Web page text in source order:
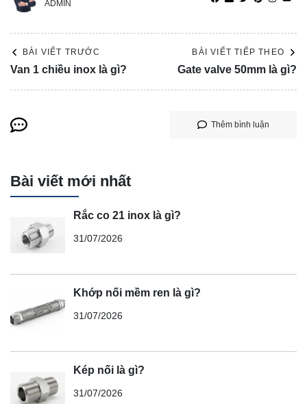
ADMIN
BÀI VIẾT TRƯỚC
Van 1 chiều inox là gì?
BÀI VIẾT TIẾP THEO
Gate valve 50mm là gì?
Thêm bình luận
Bài viết mới nhất
Rắc co 21 inox là gì?
31/07/2026
Khớp nối mềm ren là gì?
31/07/2026
Kép nối là gì?
31/07/2026